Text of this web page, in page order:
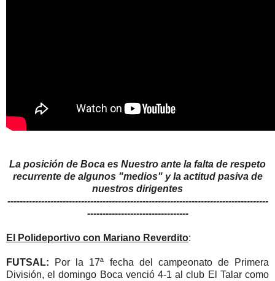
La posición de Boca es Nuestro ante la falta de respeto
recurrente de algunos "medios" y la actitud pasiva de
nuestros dirigentes
-------------------------------------------------------------------------------------
---------------------------------
El Polideportivo con Mariano Reverdito:
FUTSAL: Por la 17ª fecha del campeonato de Primera
División, el domingo Boca venció 4-1 al club El Talar como